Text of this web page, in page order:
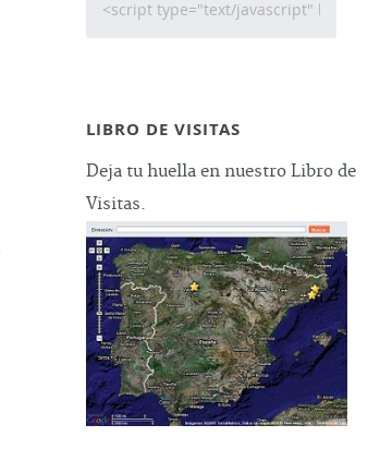
LIBRO DE VISITAS
Deja tu huella en nuestro Libro de
Visitas.